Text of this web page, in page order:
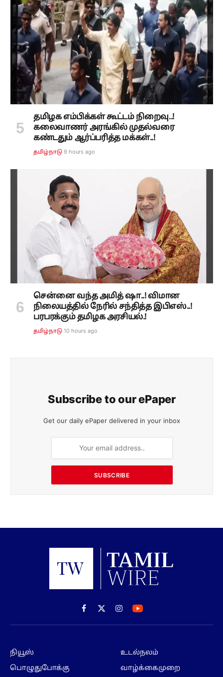
தமிழக எம்பிக்கள் கூட்டம் நிறைவு..!
கலைவாணர் அரங்கில் முதல்வரை
கண்டதும் ஆர்ப்பரித்த மக்கள்..!
தமிழ்நாடு 9 hours ago
சென்னை வந்த அமித் ஷா..! விமான
நிலையத்தில் நேரில் சந்தித்த இபிஎஸ்..!
பரபரக்கும் தமிழக அரசியல்.!
தமிழ்நாடு 10 hours ago
Subscribe to our ePaper
Get our daily ePaper delivered in your inbox
SUBSCRIBE
Facebook
X
(Twitter)
Instagram
நியூஸ்
பொழுதுபோக்கு
உடல்நலம்
வாழ்க்கைமுறை